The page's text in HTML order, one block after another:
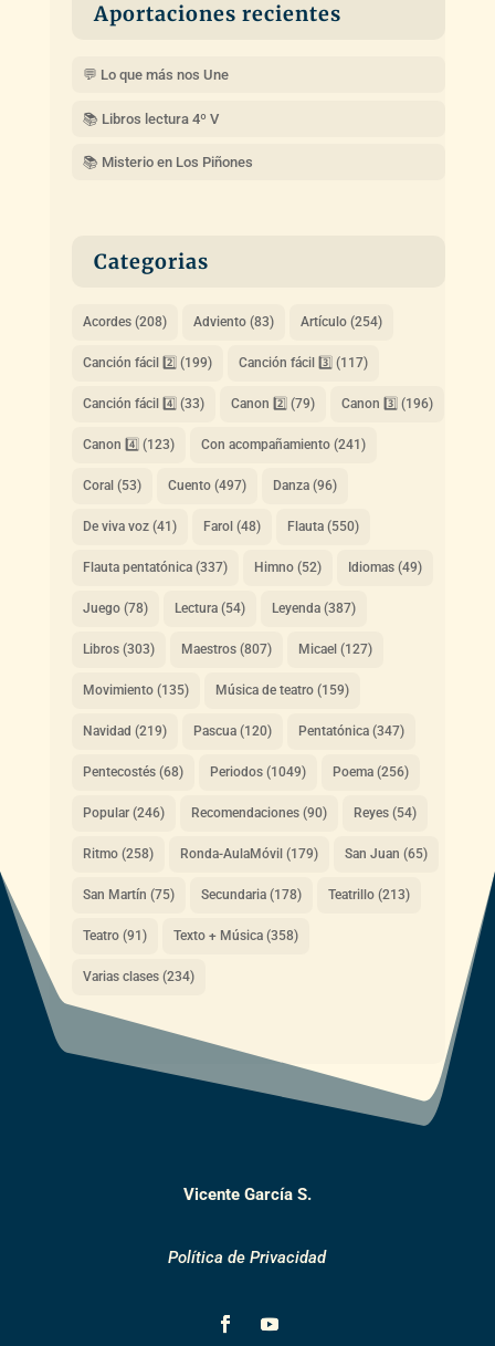
Aportaciones recientes
💬 Lo que más nos Une
📚 Libros lectura 4º V
📚 Misterio en Los Piñones
Categorias
Acordes(208) Adviento(83) Artículo(254)
Canción fácil 2️⃣ (199) Canción fácil 3️⃣ (117)
Canción fácil 4️⃣ (33) Canon 2️⃣ (79) Canon 3️⃣ (196)
Canon 4️⃣ (123) Con acompañamiento(241)
Coral (53) Cuento(497) Danza(96)
De viva voz(41) Farol (48) Flauta(550)
Flauta pentatónica(337) Himno(52) Idiomas(49)
Juego(78) Lectura(54) Leyenda(387)
Libros(303) Maestros(807) Micael (127)
Movimiento(135) Música de teatro(159)
Navidad (219) Pascua(120) Pentatónica(347)
Pentecostés(68) Periodos(1049) Poema(256)
Popular(246) Recomendaciones(90) Reyes(54)
Ritmo(258) Ronda-AulaMóvil (179) San Juan (65)
San Martín (75) Secundaria(178) Teatrillo(213)
Teatro(91) Texto + Música(358)
Varias clases(234)
Vicente García S.
Política de Privacidad